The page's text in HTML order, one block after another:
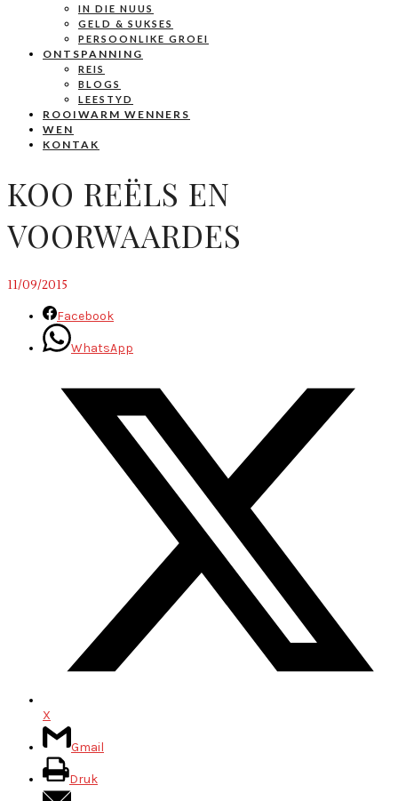
IN DIE NUUS
GELD & SUKSES
PERSOONLIKE GROEI
ONTSPANNING
REIS
BLOGS
LEESTYD
ROOIWARM WENNERS
WEN
KONTAK
KOO REËLS EN
VOORWAARDES
11/09/2015
Facebook
WhatsApp
X
Gmail
Druk